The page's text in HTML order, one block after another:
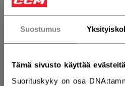
Suostumus
Tämä sivusto käyttää
Suorituskyky on osa
LISÄÄ OSTOSKORIIN
ETSI MYYMÄLÄSTÄ